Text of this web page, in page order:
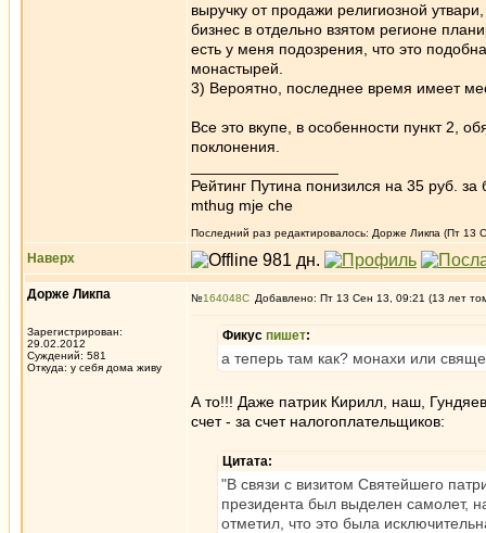
выручку от продажи религиозной
бизнес в отдельно взятом регионе
есть у меня подозрения, что это
монастырей.
3) Вероятно, последнее время имеет
Все это вкупе, в особенности пункт 2,
поклонения.
Рейтинг Путина понизился на 35 руб. за
mthug mje che
Последний раз редактировалось: Дорже Ликпа (Пт 13
Наверх
Дорже Ликпа
Зарегистрирован:
29.02.2012
Суждений: 581
Откуда: у себя дома живу
№164048 Добавлено: Пт 13 Сен 13, 09:21 (13 лет
Фикус пишет:
а теперь там как? монахи или
А то!!! Даже патрик Кирилл, наш,
счет - за счет налогоплательщиков:
Цитата:
"В связи с визитом Святейшего
президента был выделен самолет,
отметил, что это была